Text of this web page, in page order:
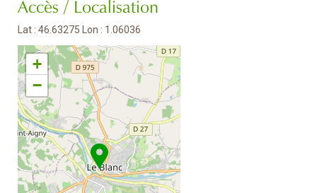
Accès / Localisation
Lat : 46.63275 Lon : 1.06036
+
−